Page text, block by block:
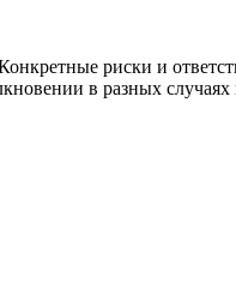
риски и
в разных случаях